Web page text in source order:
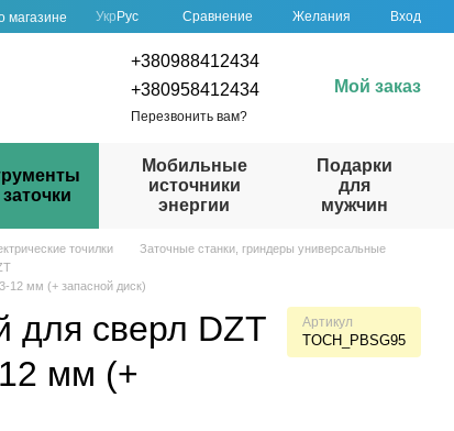
магазине
Укр Рус Сравнение Желания Вход
+380988412434
+380958412434
Перезвонить вам?
Мой заказ
Мобильные
источники
энергии
Подарки
для
мужчин
точилки
Заточные станки, гриндеры универсальные
12 мм (+ запасной диск)
для сверл DZT
мм (+
Артикул
TOCH_PBSG95